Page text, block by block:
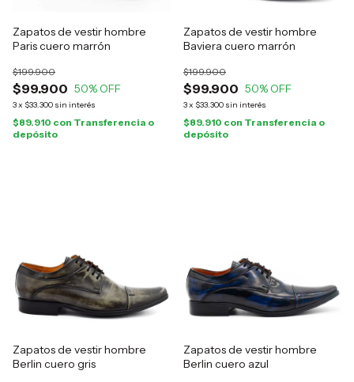
Zapatos de vestir hombre
Paris cuero marrón
$99.900
$199.900
50% OFF
3x $33.300 sin interés
$89.910 con Transferencia o
depósito
Zapatos de vestir hombre
Baviera cuero marrón
$99.900
$199.900
50% OFF
3x $33.300 sin interés
$89.910 con Transferencia o
depósito
Zapatos de vestir hombre
Berlin cuero gris
Zapatos de vestir hombre
Berlin cuero azul